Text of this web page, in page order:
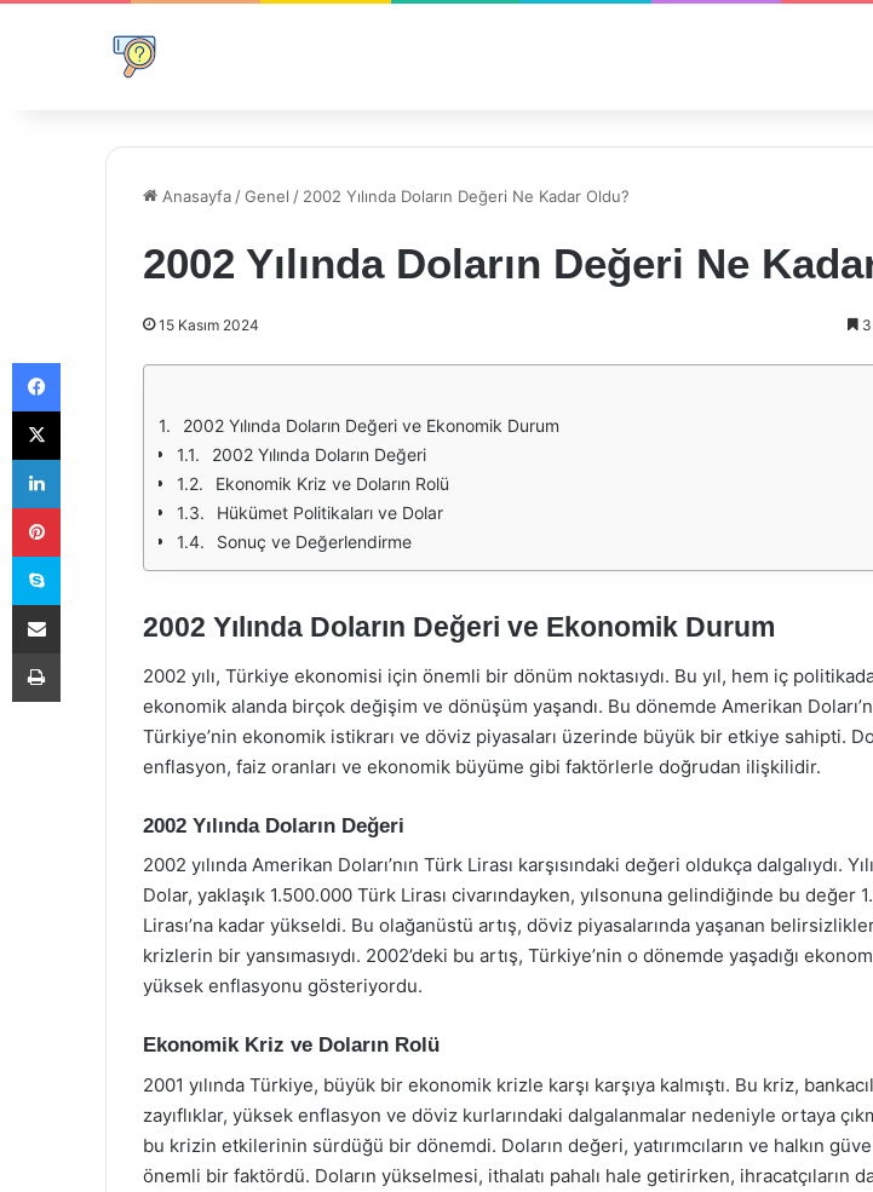
Anasayfa /Genel / 2002 Yılında Doların Değeri Ne Kadar Oldu?
2002 Yılında Doların Değeri Ne
15 Kasım 2024
2002 Yılında Doların Değeri ve Ekonomik Durum
2002 Yılında Doların Değeri
Ekonomik Kriz ve Doların Rolü
Hükümet Politikaları ve Dolar
Sonuç ve Değerlendirme
2002 Yılında Doların Değeri ve Ekonomik Durum
2002 yılı, Türkiye ekonomisi için önemli bir dönüm noktasıydı. Bu yıl, hem iç
ekonomik alanda birçok değişim ve dönüşüm yaşandı. Bu dönemde Amerikan
Türkiye’nin ekonomik istikrarı ve döviz piyasaları üzerinde büyük bir etkiye sahipti.
enflasyon, faiz oranları ve ekonomik büyüme gibi faktörlerle doğrudan ilişkilidir.
2002 Yılında Doların Değeri
2002 yılında Amerikan Doları’nın Türk Lirası karşısındaki değeri oldukça dalgalıydı.
Dolar, yaklaşık 1.500.000 Türk Lirası civarındayken, yılsonuna gelindiğinde bu değer
Lirası’na kadar yükseldi. Bu olağanüstü artış, döviz piyasalarında yaşanan
krizlerin bir yansımasıydı. 2002’deki bu artış, Türkiye’nin o dönemde yaşadığı
yüksek enflasyonu gösteriyordu.
Ekonomik Kriz ve Doların Rolü
2001 yılında Türkiye, büyük bir ekonomik krizle karşı karşıya kalmıştı. Bu kriz,
zayıflıklar, yüksek enflasyon ve döviz kurlarındaki dalgalanmalar nedeniyle ortaya
bu krizin etkilerinin sürdüğü bir dönemdi. Doların değeri, yatırımcıların ve halkın
önemli bir faktördü. Doların yükselmesi, ithalatı pahalı hale getirirken, ihracatçıların
Facebook
X
LinkedIn
Pinterest
Skype
E-Posta ile paylaş